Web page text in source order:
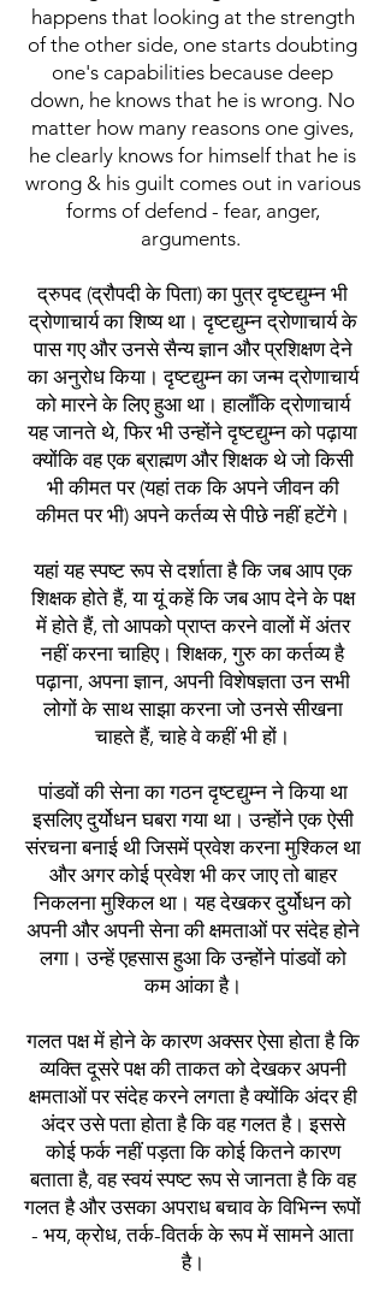
happens that looking at the strength
of the other side, one starts doubting
one's capabilities because deep
down, he knows that he is wrong. No
matter how many reasons one gives,
he clearly knows for himself that he is
wrong & his guilt comes out in various
forms of defend - fear, anger,
arguments.
द्रुपद (द्रौपदी के पिता) का पुत्र दृष्टद्युम्न भी
द्रोणाचार्य का शिष्य था। दृष्टद्युम्न द्रोणाचार्य के
पास गए और उनसे सैन्य ज्ञान और प्रशिक्षण देने
का अनुरोध किया। दृष्टद्युम्न का जन्म द्रोणाचार्य
को मारने के लिए हुआ था। हालाँकि द्रोणाचार्य
यह जानते थे, फिर भी उन्होंने दृष्टद्युम्न को पढ़ाया
क्योंकि वह एक ब्राह्मण और शिक्षक थे जो किसी
भी कीमत पर (यहां तक ​​कि अपने जीवन की
कीमत पर भी) अपने कर्तव्य से पीछे नहीं हटेंगे।
यहां यह स्पष्ट रूप से दर्शाता है कि जब आप एक
शिक्षक होते हैं, या यूं कहें कि जब आप देने के पक्ष
में होते हैं, तो आपको प्राप्त करने वालों में अंतर
नहीं करना चाहिए। शिक्षक, गुरु का कर्तव्य है
पढ़ाना, अपना ज्ञान, अपनी विशेषज्ञता उन सभी
लोगों के साथ साझा करना जो उनसे सीखना
चाहते हैं, चाहे वे कहीं भी हों।
पांडवों की सेना का गठन दृष्टद्युम्न ने किया था
इसलिए दुर्योधन घबरा गया था। उन्होंने एक ऐसी
संरचना बनाई थी जिसमें प्रवेश करना मुश्किल था
और अगर कोई प्रवेश भी कर जाए तो बाहर
निकलना मुश्किल था। यह देखकर दुर्योधन को
अपनी और अपनी सेना की क्षमताओं पर संदेह होने
लगा। उन्हें एहसास हुआ कि उन्होंने पांडवों को
कम आंका है।
गलत पक्ष में होने के कारण अक्सर ऐसा होता है कि
व्यक्ति दूसरे पक्ष की ताकत को देखकर अपनी
क्षमताओं पर संदेह करने लगता है क्योंकि अंदर ही
अंदर उसे पता होता है कि वह गलत है। इससे
कोई फर्क नहीं पड़ता कि कोई कितने कारण
बताता है, वह स्वयं स्पष्ट रूप से जानता है कि वह
गलत है और उसका अपराध बचाव के विभिन्न रूपों
- भय, क्रोध, तर्क-वितर्क के रूप में सामने आता
है।